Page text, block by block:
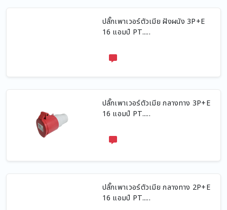
ปลั๊กเพาเวอร์ตัวเมีย ฝังผนัง 3P+E
16 แอมป์ PT.....
ปลั๊กเพาเวอร์ตัวเมีย กลางทาง 3P+E
16 แอมป์ PT.....
ปลั๊กเพาเวอร์ตัวเมีย กลางทาง 2P+E
16 แอมป์ PT.....